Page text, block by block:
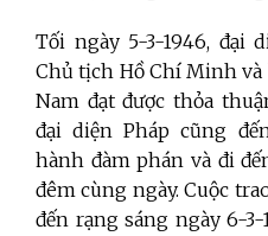
Tối ngày 5-3-1946, đại
Chủ tịch Hồ Chí Minh và
Nam đạt được thỏa
đại diện Pháp cũng
hành đàm phán và đi
đêm cùng ngày. Cuộc
đến rạng sáng ngày 6-